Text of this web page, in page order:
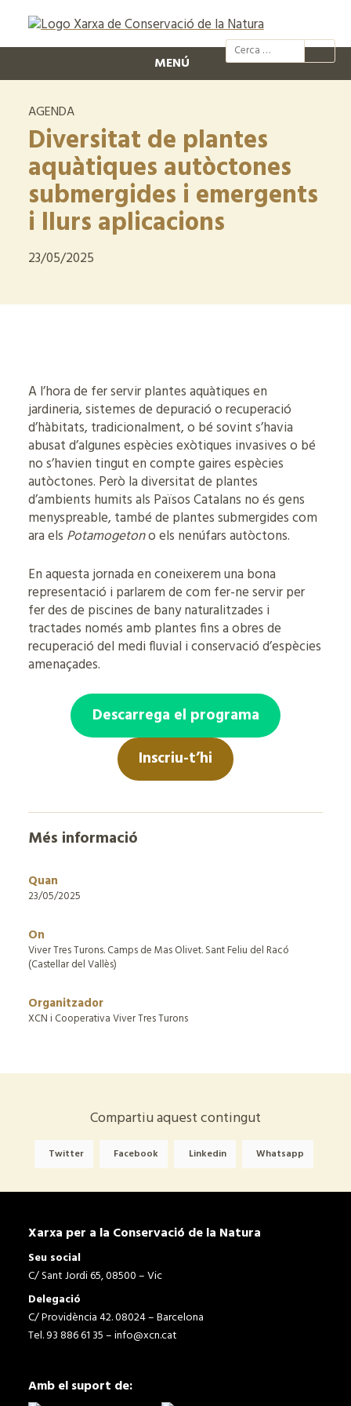
@xcn.cat
MENÚ
AGENDA
Diversitat de plantes
aquàtiques autòctones
submergides i emergents
i llurs aplicacions
23/05/2025
A l’hora de fer servir plantes aquàtiques en
jardineria, sistemes de depuració o recuperació
d’hàbitats, tradicionalment, o bé sovint s’havia
abusat d’algunes espècies exòtiques invasives o bé
no s’havien tingut en compte gaires espècies
autòctones. Però la diversitat de plantes
d’ambients humits als Països Catalans no és gens
menyspreable, també de plantes submergides com
ara els Potamogetono els nenúfars autòctons.
En aquesta jornada en coneixerem una bona
representació i parlarem de com fer-ne servir per
fer des de piscines de bany naturalitzades i
tractades només amb plantes fins a obres de
recuperació del medi fluvial i conservació d’espècies
amenaçades.
Descarrega el programa
Inscriu-t’hi
Més informació
Quan
23/05/2025
On
Viver Tres Turons. Camps de Mas Olivet. Sant Feliu del Racó
(Castellar del Vallès)
Organitzador
XCN i Cooperativa Viver Tres Turons
Compartiu aquest contingut
Twitter Facebook Linkedin Whatsapp
Xarxa per a la Conservació de la Natura
Seu social
C/ Sant Jordi 65, 08500 – Vic
Delegació
C/ Providència 42. 08024 – Barcelona
Tel. 93 886 61 35 –info@xcn.cat
Amb el suport de: